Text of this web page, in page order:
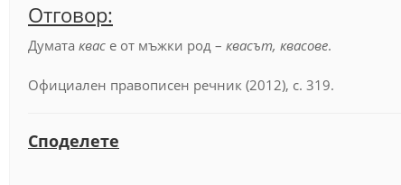
Отговор:
Думата квас е от мъжки род – квасът, квасове.
Официален правописен речник (2012), с. 319.
Споделете